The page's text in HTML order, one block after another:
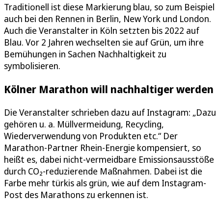
Traditionell ist diese Markierung blau, so zum Beispiel
auch bei den Rennen in Berlin, New York und London.
Auch die Veranstalter in Köln setzten bis 2022 auf
Blau. Vor 2 Jahren wechselten sie auf Grün, um ihre
Bemühungen in Sachen Nachhaltigkeit zu
symbolisieren.
Kölner Marathon will nachhaltiger werden
Die Veranstalter schrieben dazu auf Instagram: „Dazu
gehören u. a. Müllvermeidung, Recycling,
Wiederverwendung von Produkten etc.“ Der
Marathon-Partner Rhein-Energie kompensiert, so
heißt es, dabei nicht-vermeidbare Emissionsausstöße
durch CO₂-reduzierende Maßnahmen. Dabei ist die
Farbe mehr türkis als grün, wie auf dem Instagram-
Post des Marathons zu erkennen ist.